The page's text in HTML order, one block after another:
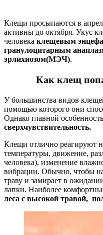
Клещи просыпаются в
активны до октября. Укус
человека клещевым
гранулоцитарным
эрлихиозом(МЭЧ).
Как клещ
У большинства видов
помощью которого они
Однако главной
сверхчувствительность.
Клещи отлично реагируют
температуры, движение,
человека), изменение
вибрации. Обычно, чтобы
траву и замирает в
лапки. Наиболее
леса с высокой травой,